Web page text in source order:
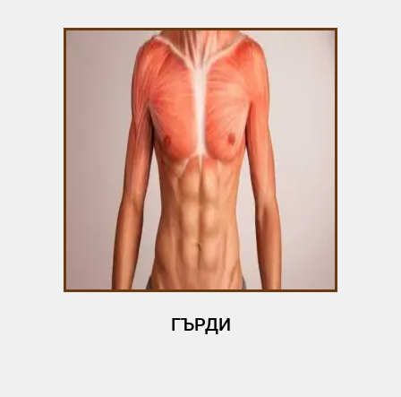
ГЪРДИ